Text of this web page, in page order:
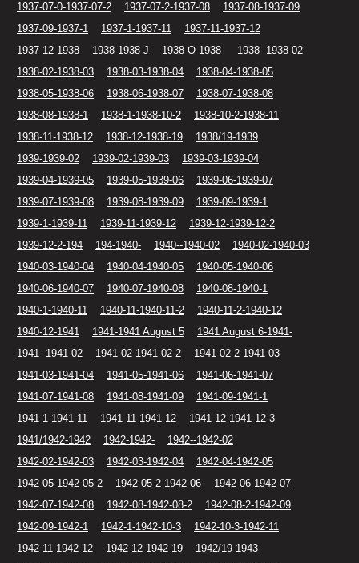
1937-07-0-1937-07-2
1937-07-2-1937-08
1937-08-1937-09
1937-09-1937-1
1937-1-1937-11
1937-11-1937-12
1937-12-1938
1938-1938 J 1938 O-1938-
1938--1938-02
1938-02-1938-03
1938-03-1938-04
1938-04-1938-05
1938-05-1938-06
1938-06-1938-07
1938-07-1938-08
1938-08-1938-1
1938-1-1938-10-2
1938-10-2-1938-11
1938-11-1938-12
1938-12-1938-19
1938/19-1939
1939-1939-02
1939-02-1939-03
1939-03-1939-04
1939-04-1939-05
1939-05-1939-06
1939-06-1939-07
1939-07-1939-08
1939-08-1939-09
1939-09-1939-1
1939-1-1939-11
1939-11-1939-12
1939-12-1939-12-2
1939-12-2-194
194-1940- 1940--1940-02
1940-02-1940-03
1940-03-1940-04
1940-04-1940-05
1940-05-1940-06
1940-06-1940-07
1940-07-1940-08
1940-08-1940-1
1940-1-1940-11
1940-11-1940-11-2
1940-11-2-1940-12
1940-12-1941
1941-1941 August 5
1941 August 6-1941-
1941--1941-02
1941-02-1941-02-2
1941-02-2-1941-03
1941-03-1941-04
1941-05-1941-06
1941-06-1941-07
1941-07-1941-08
1941-08-1941-09
1941-09-1941-1
1941-1-1941-11
1941-11-1941-12
1941-12-1941-12-3
1941/1942-1942
1942-1942-
1942--1942-02
1942-02-1942-03
1942-03-1942-04
1942-04-1942-05
1942-05-1942-05-2
1942-05-2-1942-06
1942-06-1942-07
1942-07-1942-08
1942-08-1942-08-2
1942-08-2-1942-09
1942-09-1942-1
1942-1-1942-10-3
1942-10-3-1942-11
1942-11-1942-12
1942-12-1942-19
1942/19-1943